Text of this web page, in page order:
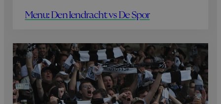
Menu: Den Iendracht vs De Spor